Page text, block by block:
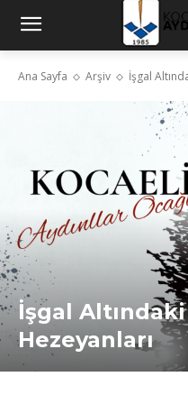
Ana Sayfa Arşiv İşgal
İşgal
Hezeyanları